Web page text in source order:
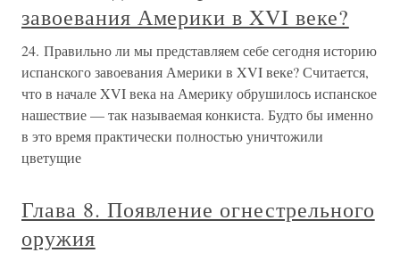
завоевания Америки в XVI веке?
24. Правильно ли мы представляем себе сегодня историю
испанского завоевания Америки в XVI веке? Считается,
что в начале XVI века на Америку обрушилось испанское
нашествие — так называемая конкиста. Будто бы именно
в это время практически полностью уничтожили
цветущие
Глава 8. Появление огнестрельного
оружия